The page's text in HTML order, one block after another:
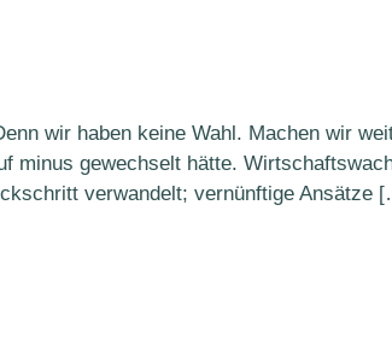
wir haben keine Wahl. Machen wir
minus gewechselt hätte.
verwandelt; vernünftige Ansätze